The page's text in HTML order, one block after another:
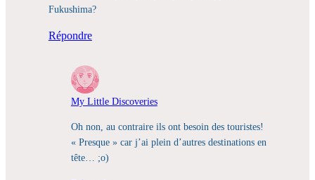
Fukushima?
Répondre
My Little Discoveries
Oh non, au contraire ils ont besoin des touristes!
« Presque » car j’ai plein d’autres destinations en
tête… ;o)